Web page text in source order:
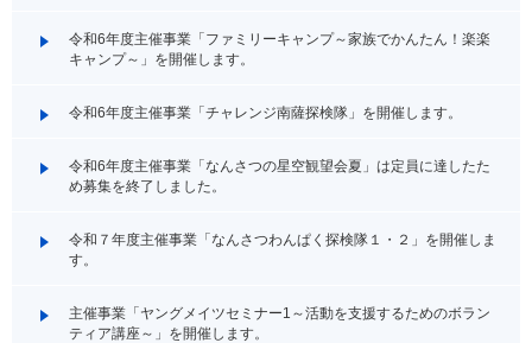
令和6年度主催事業「ファミリーキャンプ～家族でかんたん！楽楽
キャンプ～」を開催します。
令和6年度主催事業「チャレンジ南薩探検隊」を開催します。
令和6年度主催事業「なんさつの星空観望会夏」は定員に達したた
め募集を終了しました。
令和７年度主催事業「なんさつわんぱく探検隊１・２」を開催しま
す。
主催事業「ヤングメイツセミナー1～活動を支援するためのボラン
ティア講座～」を開催します。